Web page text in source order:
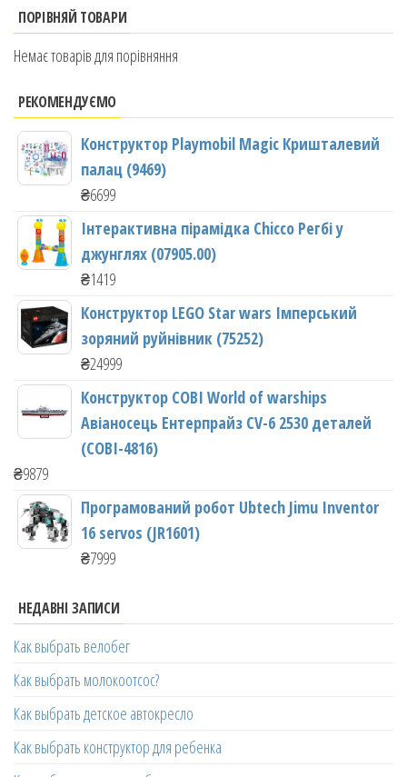
ПОРІВНЯЙ ТОВАРИ
Немає товарів для порівняння
РЕКОМЕНДУЄМО
Конструктор Playmobil Magic Кришталевий
палац (9469)
₴6699
Інтерактивна пірамідка Chicco Регбі у
джунглях (07905.00)
₴1419
Конструктор LEGO Star wars Імперський
зоряний руйнівник (75252)
₴24999
Конструктор COBI World of warships
Авіаносець Ентерпрайз CV-6 2530 деталей
(COBI-4816)
₴9879
Програмований робот Ubtech Jimu Inventor
16 servos (JR1601)
₴7999
НЕДАВНІ ЗАПИСИ
Как выбрать велобег
Как выбрать молокоотсос?
Как выбрать детское автокресло
Как выбрать конструктор для ребенка